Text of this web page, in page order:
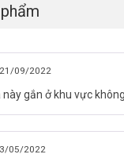
21/09/2022
gắn ở khu vực
05/2022